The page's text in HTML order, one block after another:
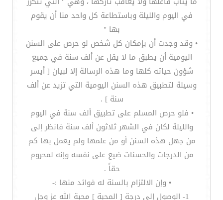
في اليوم والليلة وباستطاعة كل واحد منا أن يقوم
بها "
• وقد وجدت أن بإمكان كل شخص لو حرص على السنن
اليومية أن يطبق ما لا يقل عن ألف سنة في جميع
شؤون حياته كلها وما هذه الرسالة إلا لبيان [ أيسر
وسيلة لتطبيق هذه السنن اليومية التي تزيد عن ألف
سنة ] .
• فلو حرص المسلم على تطبيق ألف سنة في اليوم
والليلة لكان في الشهر ثلاثون ألف سنة فانظر إلى
من جهل هذه السنن أو من علمها ولم يعمل بها كم
من الدرجات والحسنات ضيع على نفسه وإنه لمحروم
حقاً .
• وإن الالتزام بالسنة له فوائد منها :-
1- الوصول إلى درجة [ المحبة ] محبة الله عز وجل